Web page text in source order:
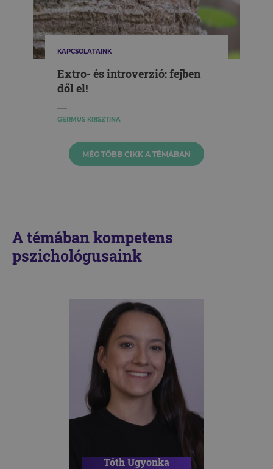
KAPCSOLATAINK
Extro- és introverzió: fejben
dől el!
GERMUS KRISZTINA
MÉG TÖBB CIKK A TÉMÁBAN
A témában kompetens
pszichológusaink
Tóth Ugyonka